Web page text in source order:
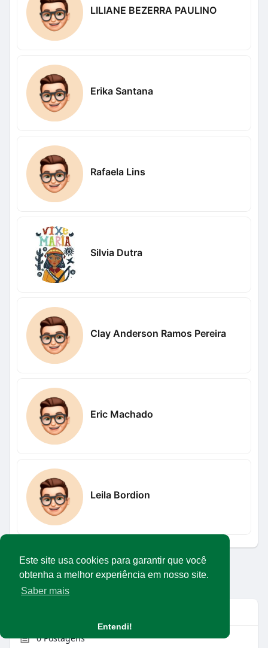
Este site usa cookies para garantir que você
obtenha a melhor experiência em nosso site.
Saber mais
Entendi!
LILIANE BEZERRA PAULINO
Erika Santana
Rafaela Lins
Silvia Dutra
Clay Anderson Ramos Pereira
Eric Machado
Leila Bordion
Carregar mais usuários
0Postagens